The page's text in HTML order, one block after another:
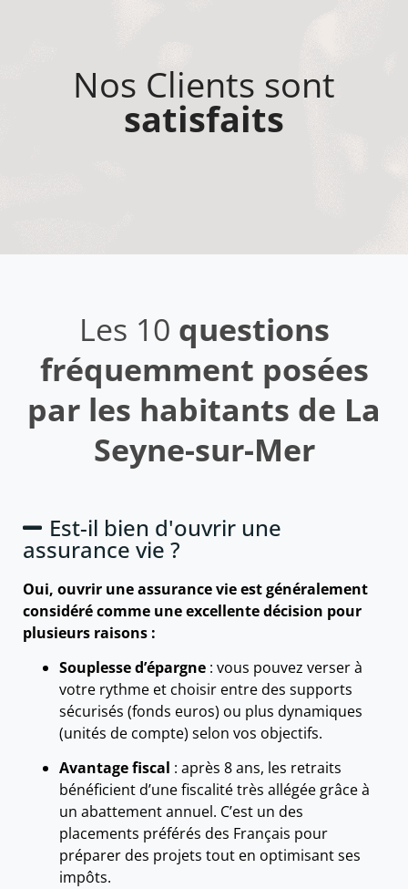
Nos Clients sont
satisfaits
Les 10 questions
fréquemment posées
par les habitants de La
Seyne-sur-Mer
Est-il bien d'ouvrir une
assurance vie ?
Oui, ouvrir une assurance vie est généralement
considéré comme une excellente décision pour
plusieurs raisons :
Souplesse d’épargne : vous pouvez verser à
votre rythme et choisir entre des supports
sécurisés (fonds euros) ou plus dynamiques
(unités de compte) selon vos objectifs.
Avantage fiscal : après 8 ans, les retraits
bénéficient d’une fiscalité très allégée grâce à
un abattement annuel. C’est un des
placements préférés des Français pour
préparer des projets tout en optimisant ses
impôts.